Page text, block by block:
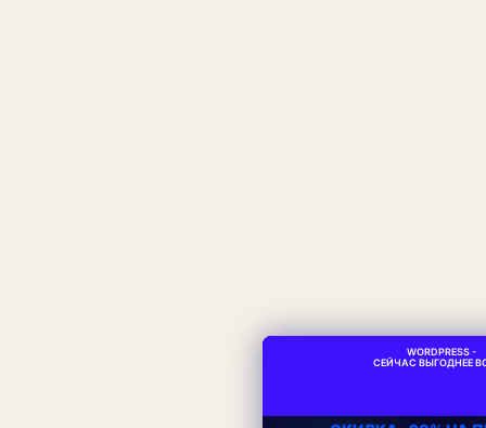
WORDPRESS -
СЕЙЧАС ВЫГОДНЕЕ